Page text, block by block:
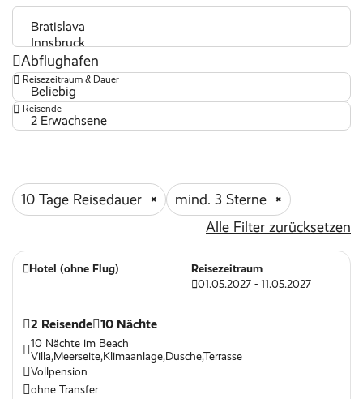
top Sportangebot
Strandnähe
Wäscheservice
Massagen und Körperbehandlungen
ärztlicher Dienst
Wassersportmöglichkeiten
Wellnessbereich
Sandstrand
Surfen
WLAN
Abflughafen
Reisezeitraum & Dauer
Beliebig
Reisende
2 Erwachsene
10 Tage Reisedauer
mind. 3 Sterne
Alle Filter zurücksetzen
Hotel (ohne Flug)
Reisezeitraum
01.05.2027 - 11.05.2027
2 Reisende 10 Nächte
10 Nächte im Beach
Villa,Meerseite,Klimaanlage,Dusche,Terrasse
Vollpension
ohne Transfer